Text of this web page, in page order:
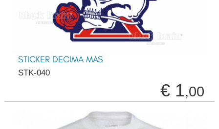
STICKER DECIMA MAS
STK-040
€ 1,00